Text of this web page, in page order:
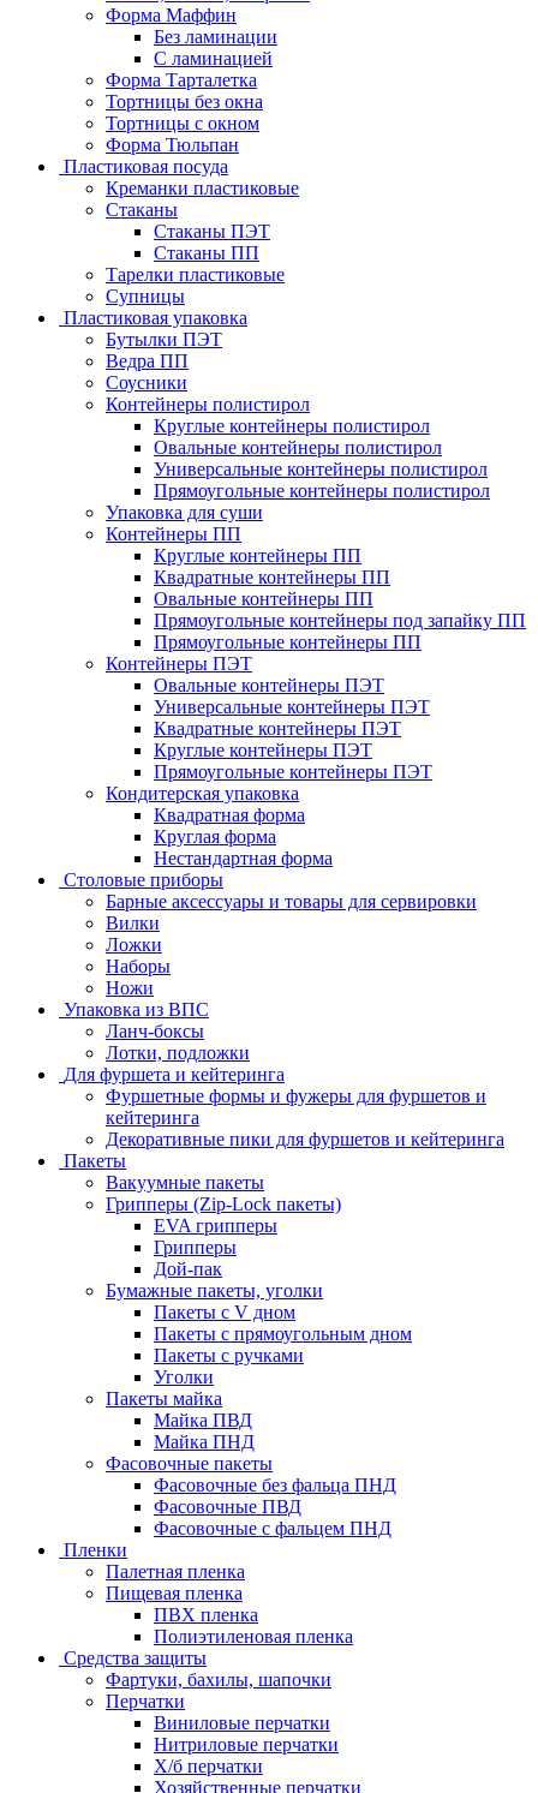
Форма Маффин
Без ламинации
С ламинацией
Форма Тарталетка
Тортницы без окна
Тортницы с окном
Форма Тюльпан
Пластиковая посуда
Креманки пластиковые
Стаканы
Стаканы ПЭТ
Стаканы ПП
Тарелки пластиковые
Супницы
Пластиковая упаковка
Бутылки ПЭТ
Ведра ПП
Соусники
Контейнеры полистирол
Круглые контейнеры полистирол
Овальные контейнеры полистирол
Универсальные контейнеры полистирол
Прямоугольные контейнеры полистирол
Упаковка для суши
Контейнеры ПП
Круглые контейнеры ПП
Квадратные контейнеры ПП
Овальные контейнеры ПП
Прямоугольные контейнеры под запайку ПП
Прямоугольные контейнеры ПП
Контейнеры ПЭТ
Овальные контейнеры ПЭТ
Универсальные контейнеры ПЭТ
Квадратные контейнеры ПЭТ
Круглые контейнеры ПЭТ
Прямоугольные контейнеры ПЭТ
Кондитерская упаковка
Квадратная форма
Круглая форма
Нестандартная форма
Столовые приборы
Барные аксессуары и товары для сервировки
Вилки
Ложки
Наборы
Ножи
Упаковка из ВПС
Ланч-боксы
Лотки, подложки
Для фуршета и кейтеринга
Фуршетные формы и фужеры для фуршетов и
кейтеринга
Декоративные пики для фуршетов и кейтеринга
Пакеты
Вакуумные пакеты
Грипперы (Zip-Lock пакеты)
EVA грипперы
Грипперы
Дой-пак
Бумажные пакеты, уголки
Пакеты с V дном
Пакеты с прямоугольным дном
Пакеты с ручками
Уголки
Пакеты майка
Майка ПВД
Майка ПНД
Фасовочные пакеты
Фасовочные без фальца ПНД
Фасовочные ПВД
Фасовочные с фальцем ПНД
Пленки
Палетная пленка
Пищевая пленка
ПВХ пленка
Полиэтиленовая пленка
Средства защиты
Фартуки, бахилы, шапочки
Перчатки
Виниловые перчатки
Нитриловые перчатки
Х/б перчатки
Хозяйственные перчатки